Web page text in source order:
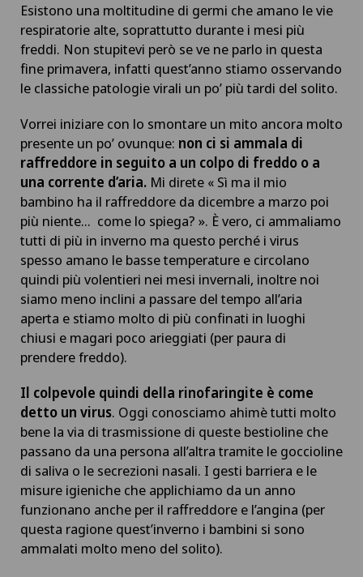
Esistono una moltitudine di germi che amano le vie
respiratorie alte, soprattutto durante i mesi più
freddi. Non stupitevi però se ve ne parlo in questa
fine primavera, infatti quest’anno stiamo osservando
le classiche patologie virali un po’ più tardi del solito.
Vorrei iniziare con lo smontare un mito ancora molto
presente un po’ ovunque: non ci si ammala di
raffreddore in seguito a un colpo di freddo o a
una corrente d’aria. Mi direte « Sì ma il mio
bambino ha il raffreddore da dicembre a marzo poi
più niente… come lo spiega? ». È vero, ci ammaliamo
tutti di più in inverno ma questo perché i virus
spesso amano le basse temperature e circolano
quindi più volentieri nei mesi invernali, inoltre noi
siamo meno inclini a passare del tempo all’aria
aperta e stiamo molto di più confinati in luoghi
chiusi e magari poco arieggiati (per paura di
prendere freddo).
Il colpevole quindi della rinofaringite è come
detto un virus. Oggi conosciamo ahimè tutti molto
bene la via di trasmissione di queste bestioline che
passano da una persona all’altra tramite le goccioline
di saliva o le secrezioni nasali. I gesti barriera e le
misure igieniche che applichiamo da un anno
funzionano anche per il raffreddore e l’angina (per
questa ragione quest’inverno i bambini si sono
ammalati molto meno del solito).